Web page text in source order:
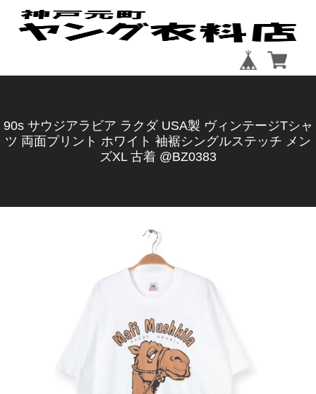
90s サウジアラビア ラクダ USA製 ヴィンテージTシャ
ツ 両面プリント ホワイト 袖裾シングルステッチ メン
ズXL 古着 @BZ0383